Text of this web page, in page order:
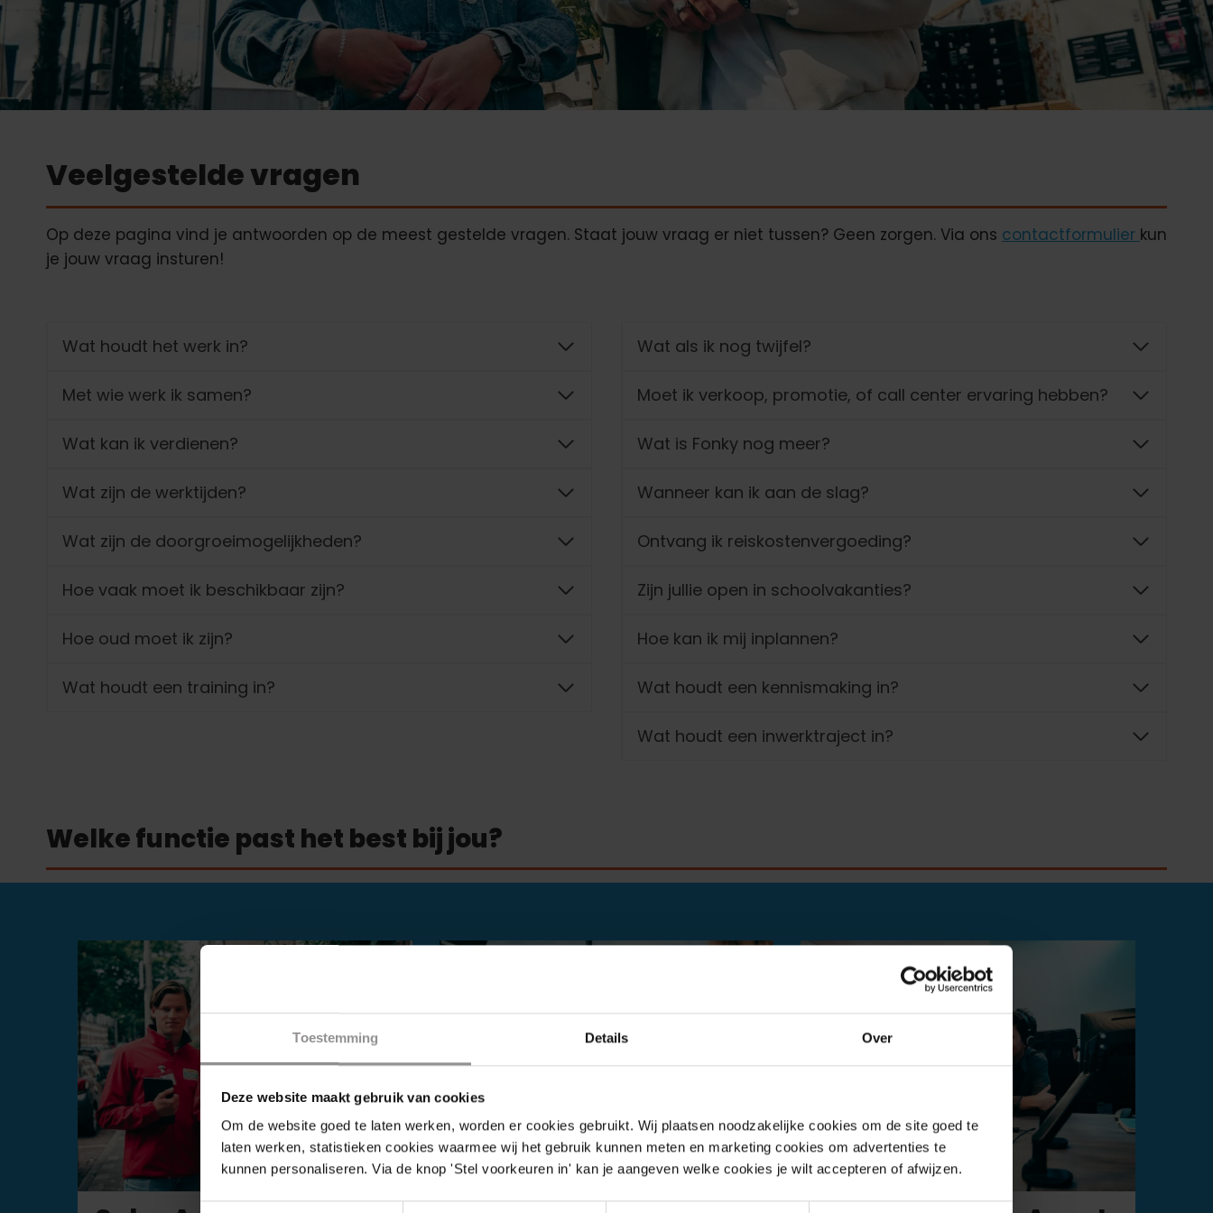
Toestemming Details Over
Deze website maakt gebruik van cookies
Om de website goed te laten werken, worden er cookies gebruikt. Wij plaatsen noodzakelijke cookies om de site goed te
laten werken, statistieken cookies waarmee wij het gebruik kunnen meten en marketing cookies om advertenties te
kunnen personaliseren. Via de knop 'Stel voorkeuren in' kan je aangeven welke cookies je wilt accepteren of afwijzen.
Veelgestelde vragen
Op deze pagina vind je antwoorden op de meest gestelde vragen. Staat jouw vraag er niet tussen? Geen zorgen. Via ons contactformulier kun
je jouw vraag insturen!
Wat houdt het werk in?
Met wie werk ik samen?
Wat kan ik verdienen?
Wat zijn de werktijden?
Wat zijn de doorgroeimogelijkheden?
Hoe vaak moet ik beschikbaar zijn?
Hoe oud moet ik zijn?
Wat houdt een training in?
Wat als ik nog twijfel?
Moet ik verkoop, promotie, of call center ervaring hebben?
Wat is Fonky nog meer?
Wanneer kan ik aan de slag?
Ontvang ik reiskostenvergoeding?
Zijn jullie open in schoolvakanties?
Hoe kan ik mij inplannen?
Wat houdt een kennismaking in?
Wat houdt een inwerktraject in?
Welke functie past het best bij jou?